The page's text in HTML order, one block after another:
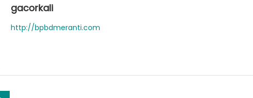
gacorkali
http://bpbdmeranti.com